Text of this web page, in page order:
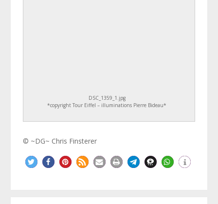
DSC_1359_1.jpg
*copyright Tour Eiffel – illuminations Pierre Bideau*
© ~DG~ Chris Finsterer